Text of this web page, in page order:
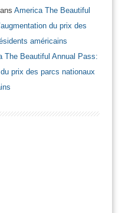
America The Beautiful
du prix des
américains
The Beautiful Annual Pass:
prix des parcs nationaux